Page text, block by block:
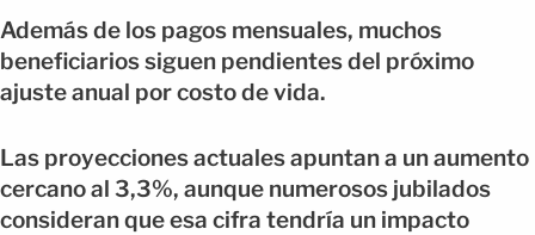
Además de los pagos mensuales, muchos
beneficiarios siguen pendientes del próximo
ajuste anual por costo de vida.
Las proyecciones actuales apuntan a un aumento
cercano al 3,3%, aunque numerosos jubilados
consideran que esa cifra tendría un impacto